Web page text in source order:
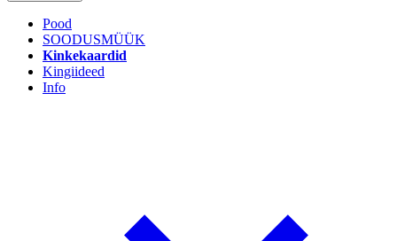
Pood
SOODUSMÜÜK
Kinkekaardid
Kingiideed
Info